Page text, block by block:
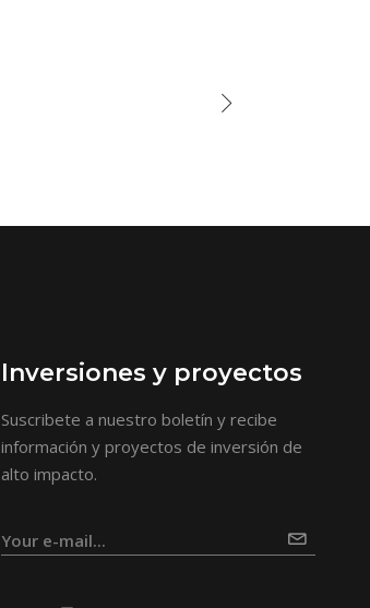
Inversiones y proyectos
Suscribete a nuestro boletín y recibe
información y proyectos de inversión de
alto impacto.